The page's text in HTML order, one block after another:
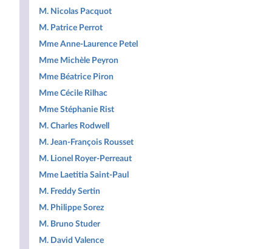
M. Nicolas Pacquot
M. Patrice Perrot
Mme Anne-Laurence Petel
Mme Michèle Peyron
Mme Béatrice Piron
Mme Cécile Rilhac
Mme Stéphanie Rist
M. Charles Rodwell
M. Jean-François Rousset
M. Lionel Royer-Perreaut
Mme Laetitia Saint-Paul
M. Freddy Sertin
M. Philippe Sorez
M. Bruno Studer
M. David Valence